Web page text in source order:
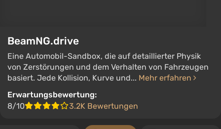
BeamNG.drive
Eine Automobil-Sandbox, die auf detaillierter Physik
von Zerstörungen und dem Verhalten von Fahrzeugen
basiert. Jede Kollision, Kurve und... Mehr erfahren
Erwartungsbewertung:
8/10
3.2K Bewertungen